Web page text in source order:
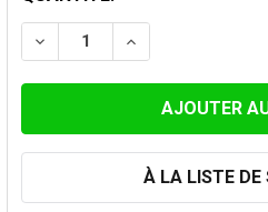
ACTUEL:
DIMINUER LA QUANTITÉ
AUGMENTER
À LA LISTE DE